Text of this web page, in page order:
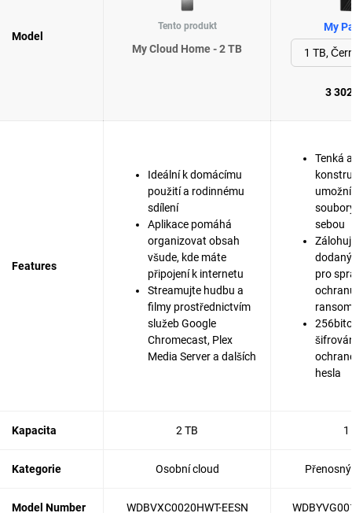
Model
Tento produkt
My Cloud Home - 2 TB
My
3
Features
Ideální k domácímu
použití a rodinnému
sdílení
Aplikace pomáhá
organizovat obsah
všude, kde máte
připojení k internetu
Streamujte hudbu a
filmy prostřednictvím
služeb Google
Chromecast, Plex
Media Server a dalších
Tenká
sebou
pro
hesla
Kapacita 2 TB 1
Kategorie Osobní cloud
Model Number WDBVXC0020HWT-EESN